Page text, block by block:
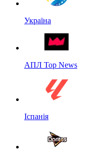
Україна
АПЛ Top News
Іспанія